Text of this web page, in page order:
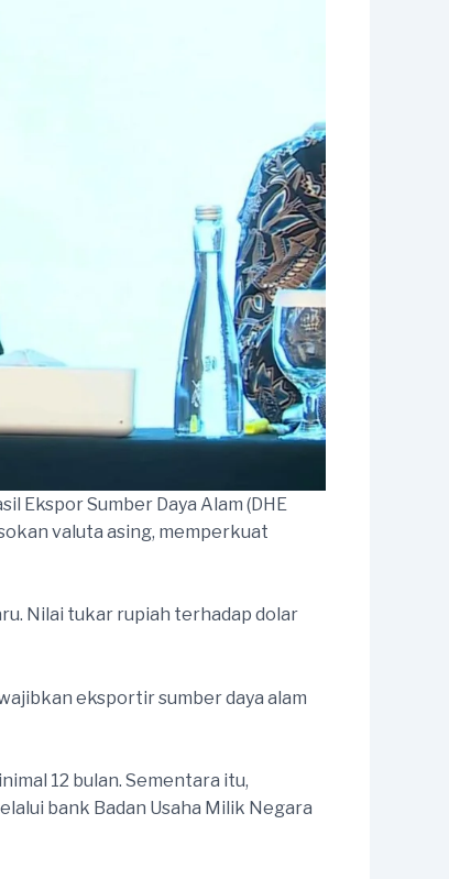
Ekspor Sumber Daya Alam (DHE
valuta asing, memperkuat
Nilai tukar rupiah terhadap dolar
eksportir sumber daya alam
12 bulan. Sementara itu,
bank Badan Usaha Milik Negara